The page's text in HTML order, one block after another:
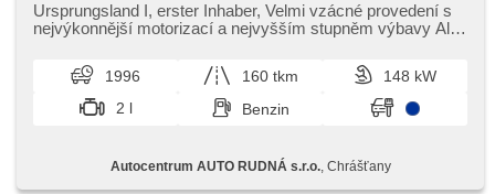
Wegfahrsperre, Alarmanlage, Zentralverriegelung mit
Funkfernbedienung, Sportsitze, Ledersitze, Lederpolsterung,
Positionssitze, Abnutzungssensor des Bremsbelages,
Nebelscheinwerfer, Autoradio, zadní loketní opěrka, Getönte
Scheiben, roletky na zadních oknech, přední pohon,
Längssitzvorschub, Ausziehbare Kopflehnen
Ursprungsland I,​ erster Inhaber,​ Velmi vzácné provedení s
nejvýkonnější motorizací a nejvyšším stupněm výbavy Alfa
1996 160 tkm
148 kW
2 l
Benzin
Autocentrum AUTO RUDNÁ s.r.o., Chrášťany